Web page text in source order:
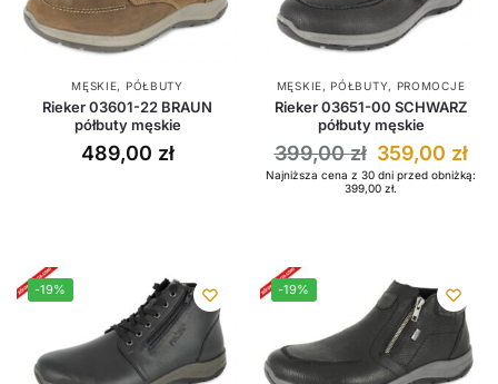
MĘSKIE, PÓŁBUTY
Rieker 03601-22 BRAUN
półbuty męskie
489,00 zł
MĘSKIE, PÓŁBUTY, PROMOCJE
Rieker 03651-00 SCHWARZ
półbuty męskie
399,00zł 359,00 zł
Najniższa cena z 30 dni przed obniżką:
399,00 zł.
-19% -19%